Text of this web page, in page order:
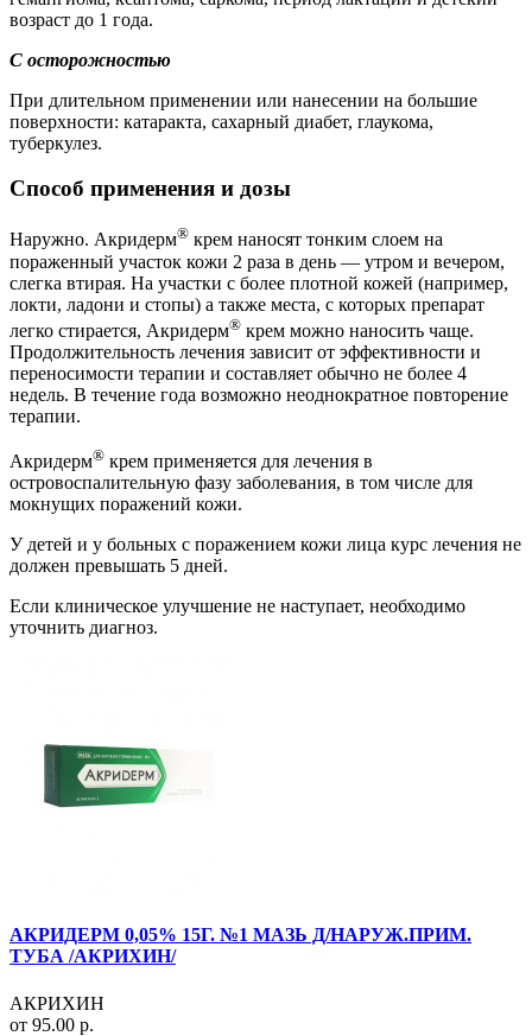
возраст до 1 года.
С осторожностью
При длительном применении или нанесении на большие
поверхности: катаракта, сахарный диабет, глаукома,
туберкулез.
Способ применения и дозы
Наружно. Акридерм® крем наносят тонким слоем на
пораженный участок кожи 2 раза в день — утром и вечером,
слегка втирая. На участки с более плотной кожей (например,
локти, ладони и стопы) а также места, с которых препарат
легко стирается, Акридерм® крем можно наносить чаще.
Продолжительность лечения зависит от эффективности и
переносимости терапии и составляет обычно не более 4
недель. В течение года возможно неоднократное повторение
терапии.
Акридерм® крем применяется для лечения в
островоспалительную фазу заболевания, в том числе для
мокнущих поражений кожи.
У детей и у больных с поражением кожи лица курс лечения не
должен превышать 5 дней.
Если клиническое улучшение не наступает, необходимо
уточнить диагноз.
АКРИДЕРМ 0,05% 15Г. №1 МАЗЬ Д/НАРУЖ.ПРИМ.
ТУБА /АКРИХИН/
АКРИХИН
от 95.00 р.